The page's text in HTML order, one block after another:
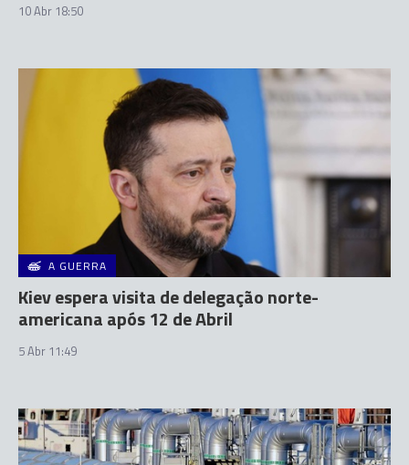
10 Abr 18:50
A GUERRA
Kiev espera visita de delegação norte-
americana após 12 de Abril
5 Abr 11:49